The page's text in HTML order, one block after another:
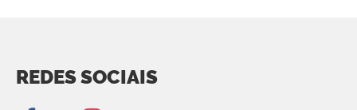
REDES SOCIAIS